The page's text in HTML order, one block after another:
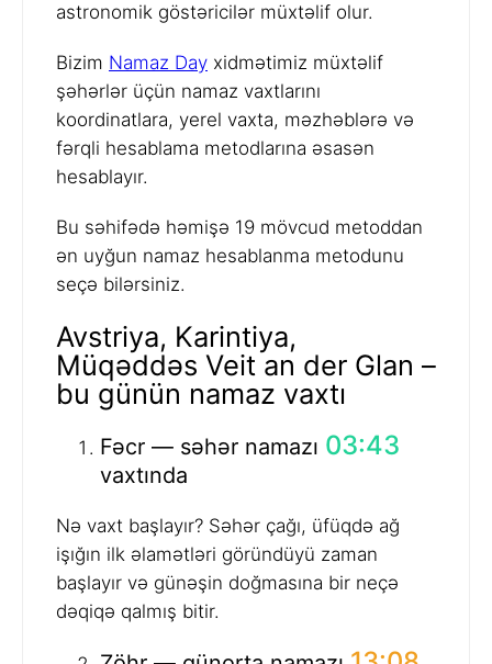
astronomik göstəricilər müxtəlif olur.
Bizim Namaz Day xidmətimiz müxtəlif
şəhərlər üçün namaz vaxtlarını
koordinatlara, yerel vaxta, məzhəblərə və
fərqli hesablama metodlarına əsasən
hesablayır.
Bu səhifədə həmişə 19 mövcud metoddan
ən uyğun namaz hesablanma metodunu
seçə bilərsiniz.
Avstriya, Karintiya,
Müqəddəs Veit an der Glan –
bu günün namaz vaxtı
Fəcr — səhər namazı 03:43
vaxtında
Nə vaxt başlayır? Səhər çağı, üfüqdə ağ
işığın ilk əlamətləri göründüyü zaman
başlayır və günəşin doğmasına bir neçə
dəqiqə qalmış bitir.